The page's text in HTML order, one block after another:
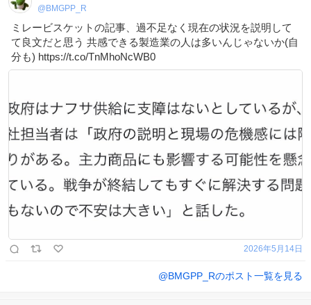
@ BMGPP_R
ミレービスケットの記事、過不足なく現在の状況を説明して
て良文だと思う 共感できる製造業の人は多いんじゃないか(自
分も) https://t.co/TnMhoNcWB0
2026年5月14日
@BMGPP_Rのポスト一覧を見る